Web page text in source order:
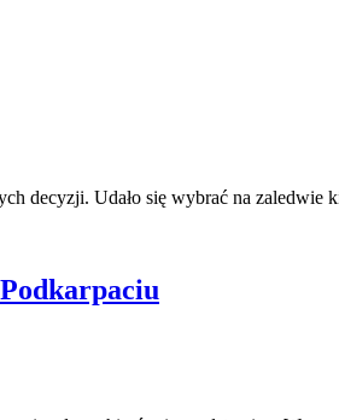
decyzji. Udało się wybrać na